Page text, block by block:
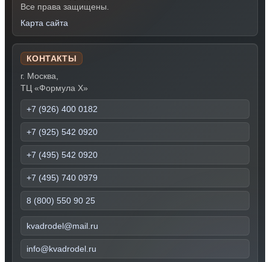
Все права защищены.
Карта сайта
КОНТАКТЫ
г. Москва,
ТЦ «Формула Х»
+7 (926) 400 0182
+7 (925) 542 0920
+7 (495) 542 0920
+7 (495) 740 0979
8 (800) 550 90 25
kvadrodel@mail.ru
info@kvadrodel.ru